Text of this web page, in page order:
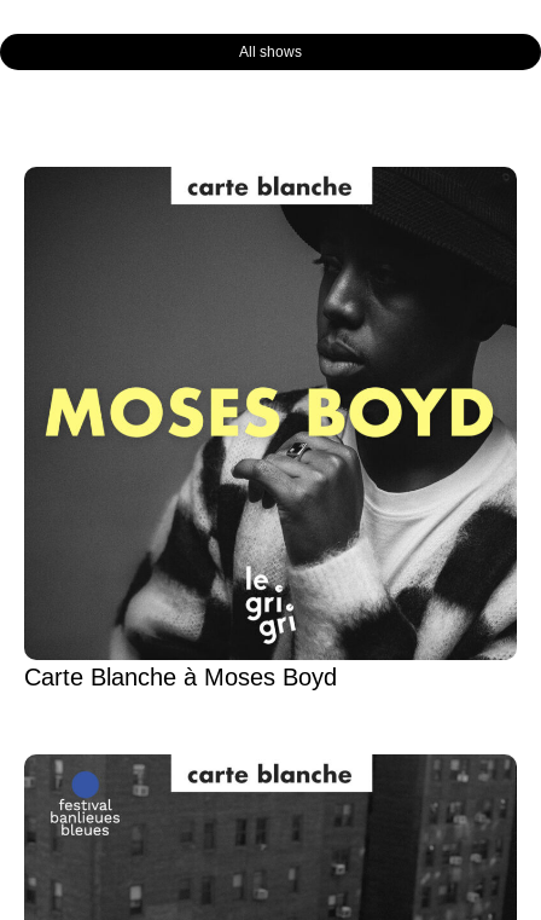
All shows
Carte Blanche à Moses Boyd
Page Page